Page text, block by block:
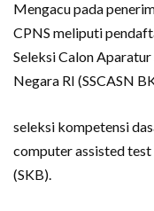
Mengacu pada
CPNS meliputi
Seleksi Calon
Negara RI (SSCASN
seleksi kompetensi
computer assisted
(SKB).